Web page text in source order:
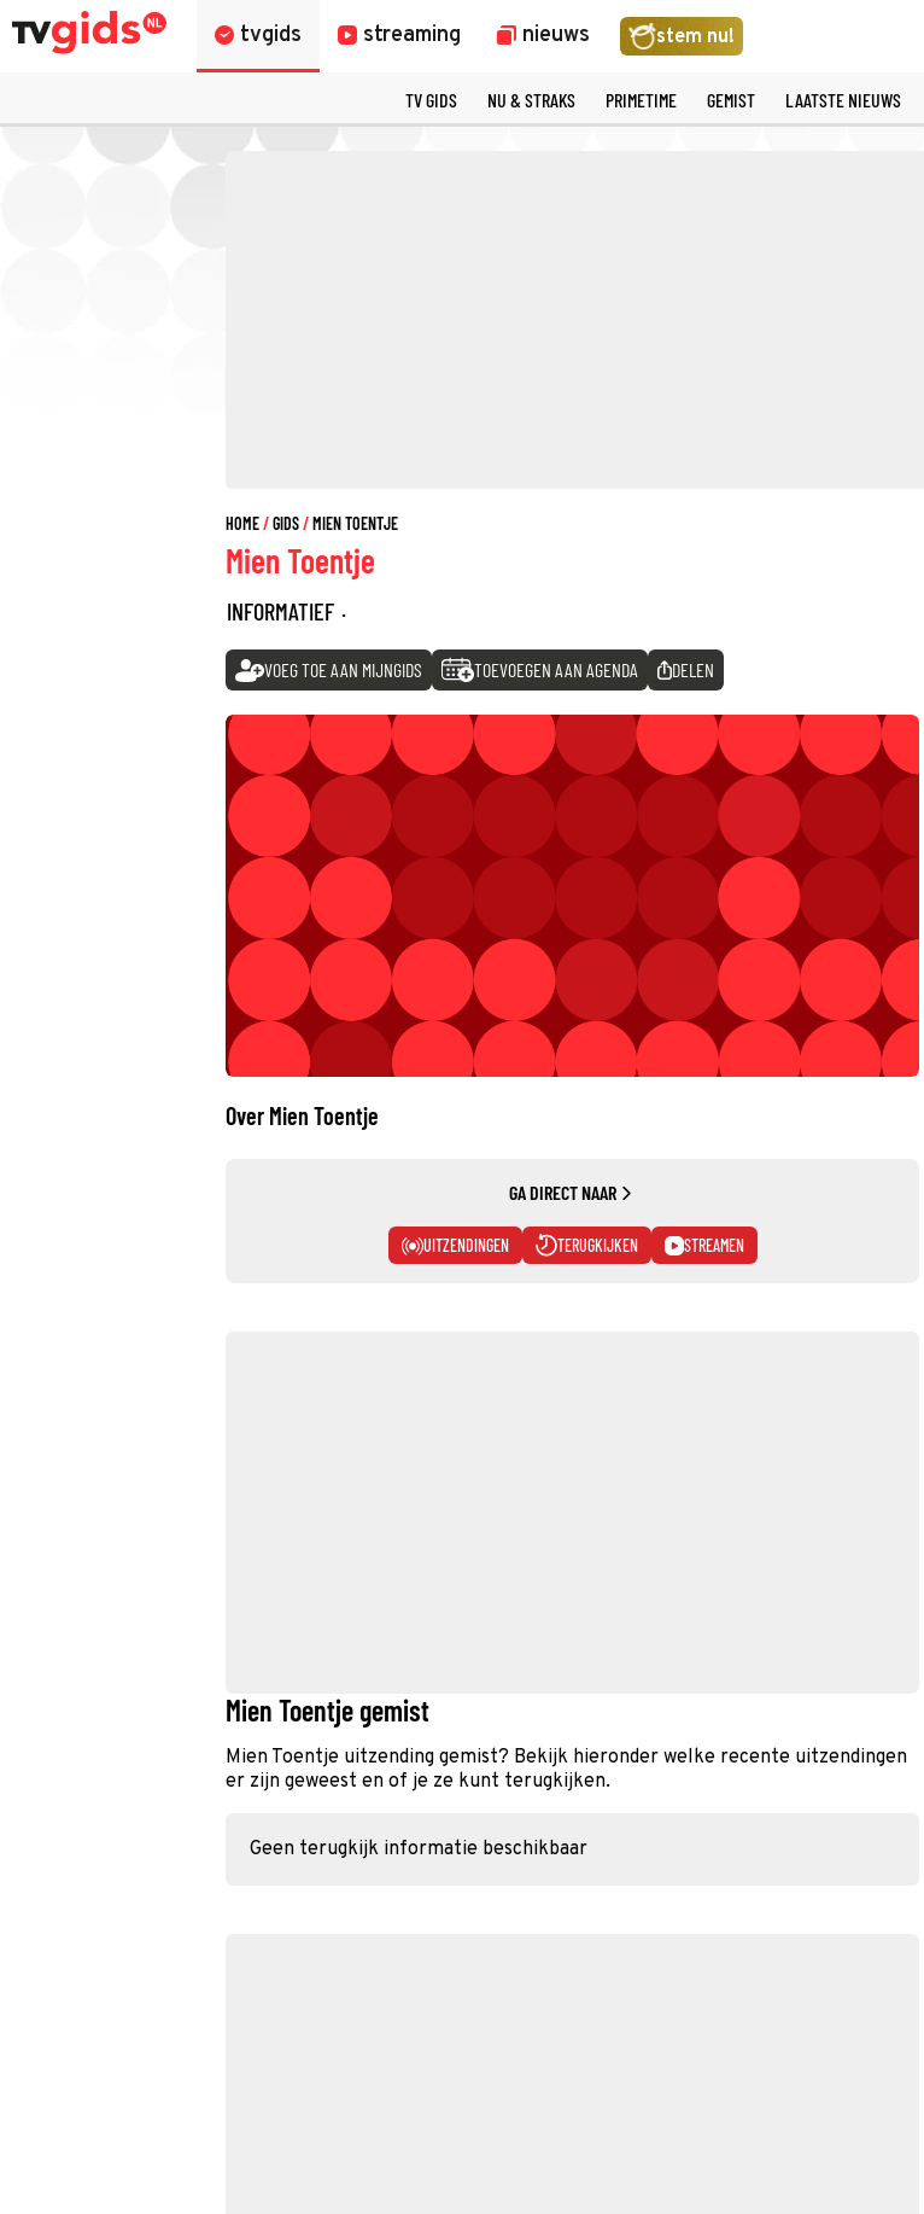
tvgids streaming nieuws stem nu!
TV GIDS NU & STRAKS PRIMETIME GEMIST LAATSTE NIEUWS
HOME GIDS MIEN TOENTJE
Mien Toentje
INFORMATIEF ·
VOEG TOE AAN MIJNGIDS TOEVOEGEN AAN AGENDA DELEN
Over Mien Toentje
GA DIRECT NAAR
UITZENDINGEN TERUGKIJKEN STREAMEN
Mien Toentje gemist
Mien Toentje uitzending gemist? Bekijk hieronder welke recente uitzendingen
er zijn geweest en of je ze kunt terugkijken.
Geen terugkijk informatie beschikbaar